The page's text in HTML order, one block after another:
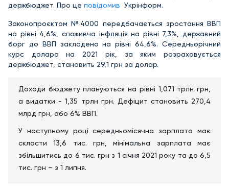
держбюджет. Про це повідомив Укрінформ.
Законопроєктом №4000 передбачається зростання ВВП
на рівні 4,6%, споживча інфляція на рівні 7,3%, державний
борг до ВВП закладено на рівні 64,6%. Середньорічний
курс долара на 2021 рік, за яким розраховується
держбюджет, становить 29,1 грн за долар.
Доходи бюджету плануються на рівні 1,071 трлн грн,
а видатки - 1,35 трлн грн. Дефіцит становить 270,4
млрд грн, або 6% ВВП.
У наступному році середньомісячна зарплата має
скласти 13,6 тис. грн, мінімальна зарплата має
збільшитись до 6 тис. грн з 1 січня 2021 року та до 6,5
тис. грн – з 1 липня.